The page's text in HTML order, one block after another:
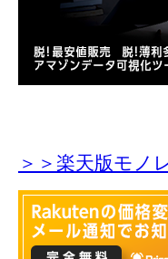
＞＞楽天版モノ